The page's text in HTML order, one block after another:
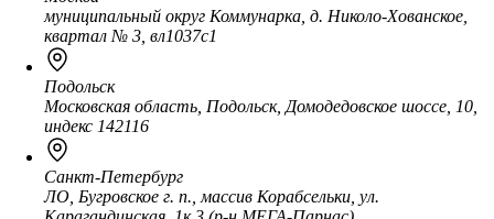
муниципальный округ Коммунарка, д. Николо-Хованское,
квартал № 3, вл1037с1
Подольск
Московская область, Подольск, Домодедовское шоссе, 10,
индекс 142116
Санкт-Петербург
ЛО, Бугровское г. п., массив Корабсельки, ул.